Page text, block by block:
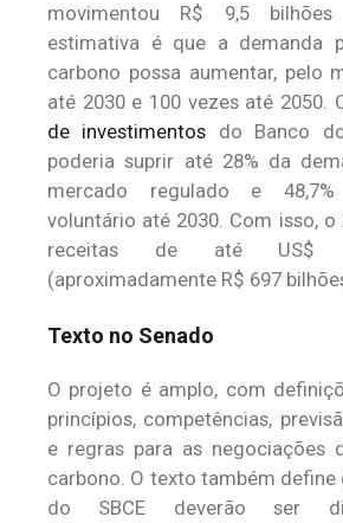
movimentou R$ 9,5
estimativa é que a demanda
carbono possa aumentar, pelo
até 2030 e 100 vezes até 2050.
de investimentos do Banco
poderia suprir até 28% da
mercado regulado e
voluntário até 2030. Com isso, o
receitas de até US$
(aproximadamente R$ 697
Texto no Senado
O projeto é amplo, com
princípios, competências,
e regras para as negociações
carbono. O texto também define
do SBCE deverão ser